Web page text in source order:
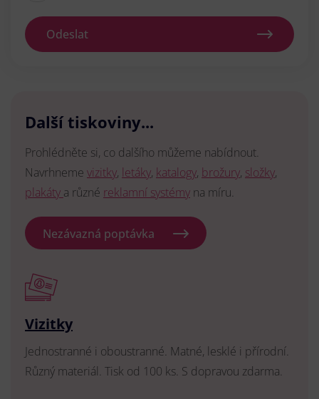
Odeslat
Další tiskoviny...
Prohlédněte si, co dalšího můžeme nabídnout.
Navrhneme vizitky, letáky, katalogy, brožury, složky,
plakáty a různé reklamní systémy na míru.
Nezávazná poptávka
Vizitky
Jednostranné i oboustranné. Matné, lesklé i přírodní.
Různý materiál. Tisk od 100 ks. S dopravou zdarma.